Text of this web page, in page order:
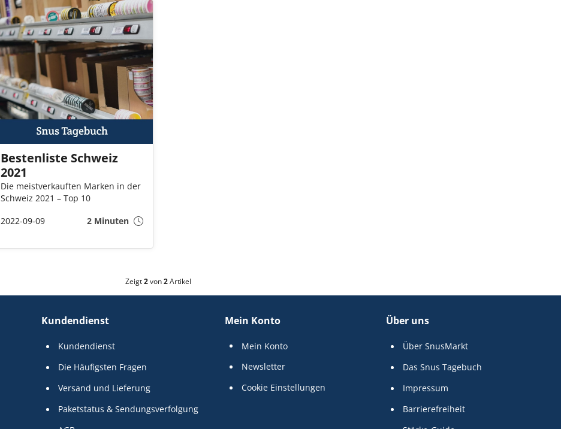
Bestenliste Schweiz
2021
Die meistverkauften Marken in der
Schweiz 2021 – Top 10
2022-09-09
2 Minuten
Zeigt2von2Artikel
Kundendienst
Kundendienst
Die Häufigsten Fragen
Versand und Lieferung
Paketstatus & Sendungsverfolgung
Mein Konto
Mein Konto
Newsletter
Cookie Einstellungen
Über uns
Über SnusMarkt
Das Snus Tagebuch
Impressum
Barrierefreiheit